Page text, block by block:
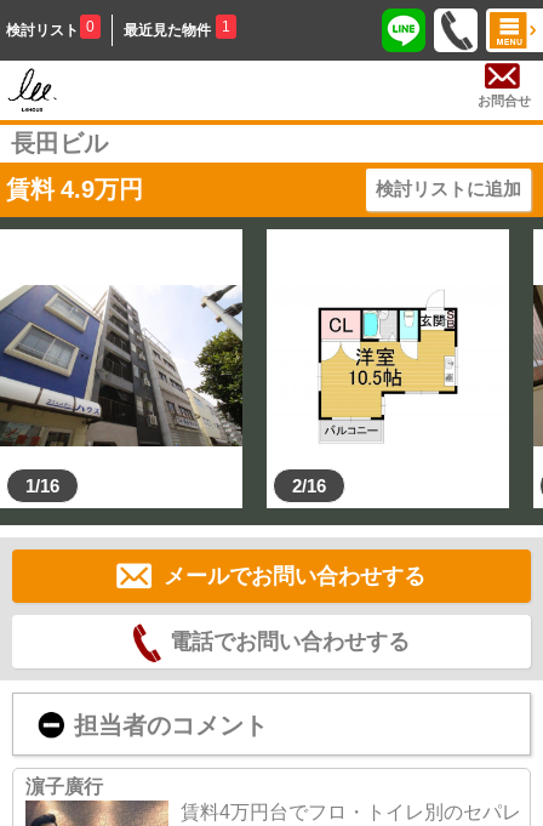
検討リスト 0 最近見た物件 1
お問合せ
長田ビル
賃料 4.9万円 検討リストに追加
1/16 2/16
メールでお問い合わせする
電話でお問い合わせする
担当者のコメント
濵子廣行
賃料4万円台でフロ・トイレ別のセパレ